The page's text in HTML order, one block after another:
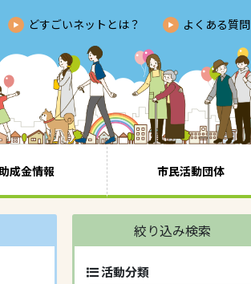
どすごいネットとは？ よくある質問
成金情報 市民活動団体
絞り込み検索
活動分類